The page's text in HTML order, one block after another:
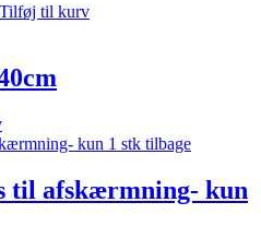
1.190,00.
Tilføj til kurv
til afskærmning- kun